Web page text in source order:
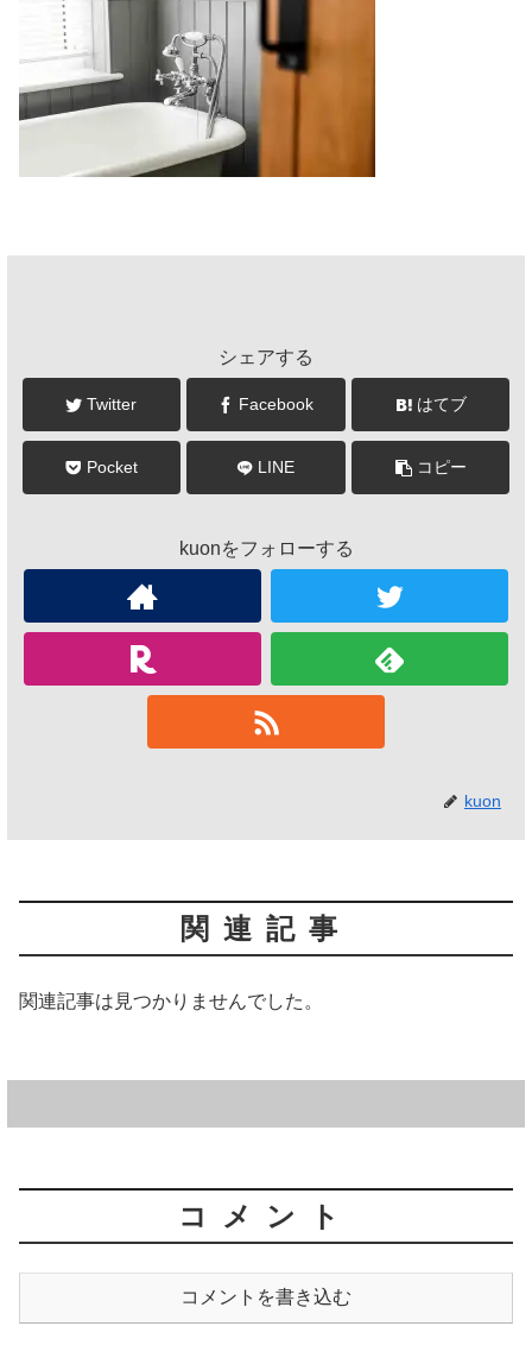
シェアする
Twitter Facebook はてブ
Pocket LINE コピー
kuonをフォローする
kuon
関連記事
関連記事は見つかりませんでした。
コメント
コメントを書き込む